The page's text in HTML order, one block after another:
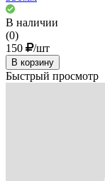
В наличии
(0)
150
/шт
В корзину
Быстрый просмотр